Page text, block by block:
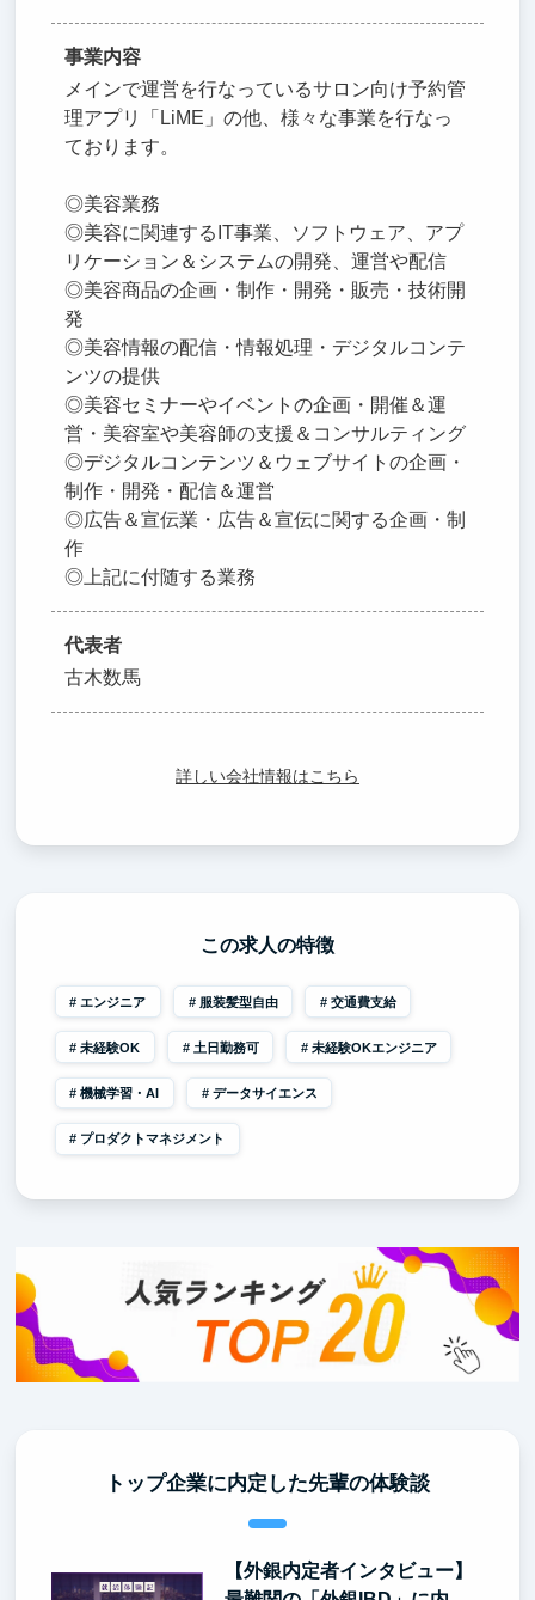
事業内容
メインで運営を行なっているサロン向け予約管
理アプリ「LiME」の他、様々な事業を行なっ
ております。
◎美容業務
◎美容に関連するIT事業、ソフトウェア、アプ
リケーション＆システムの開発、運営や配信
◎美容商品の企画・制作・開発・販売・技術開
発
◎美容情報の配信・情報処理・デジタルコンテ
ンツの提供
◎美容セミナーやイベントの企画・開催＆運
営・美容室や美容師の支援＆コンサルティング
◎デジタルコンテンツ＆ウェブサイトの企画・
制作・開発・配信＆運営
◎広告＆宣伝業・広告＆宣伝に関する企画・制
作
◎上記に付随する業務
代表者
古木数馬
詳しい会社情報はこちら
この求人の特徴
エンジニア 服装髪型自由 交通費支給
未経験OK 土日勤務可 未経験OKエンジニア
機械学習・AI データサイエンス
プロダクトマネジメント
トップ企業に内定した先輩の体験談
【外銀内定者インタビュー】